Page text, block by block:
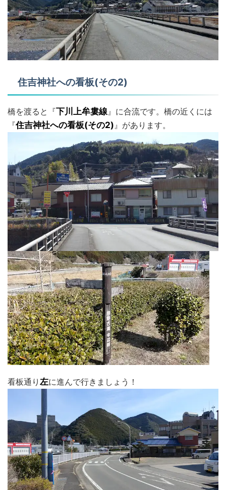
住吉神社への看板(その2)
橋を渡ると『下川上牟婁線』に合流です。橋の近くには
『住吉神社への看板(その2)』があります。
看板通り 左に進んで行きましょう！